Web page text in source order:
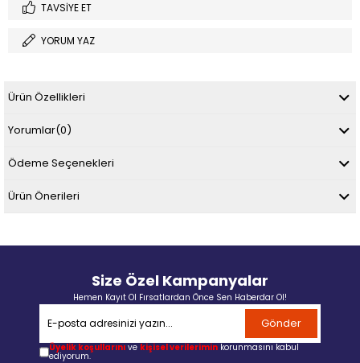
TAVSIYE ET
YORUM YAZ
Ürün Özellikleri
Yorumlar(0)
Ödeme Seçenekleri
Ürün Önerileri
Size Özel Kampanyalar
Hemen Kayıt Ol Fırsatlardan Önce Sen Haberdar Ol!
Gönder
Üyelik koşullarını ve kişisel verilerimin korunmasını kabul
ediyorum.